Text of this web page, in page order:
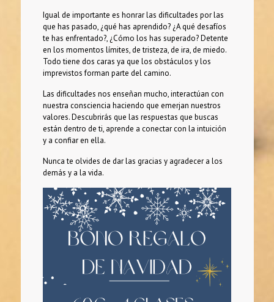
Igual de importante es honrar las dificultades por las
que has pasado, ¿qué has aprendido? ¿A qué desafíos
te has enfrentado?, ¿Cómo los has superado? Detente
en los momentos límites, de tristeza, de ira, de miedo.
Todo tiene dos caras ya que los obstáculos y los
imprevistos forman parte del camino.
Las dificultades nos enseñan mucho, interactúan con
nuestra consciencia haciendo que emerjan nuestros
valores. Descubrirás que las respuestas que buscas
están dentro de ti, aprende a conectar con la intuición
y a confiar en ella.
Nunca te olvides de dar las gracias y agradecer a los
demás y a la vida.